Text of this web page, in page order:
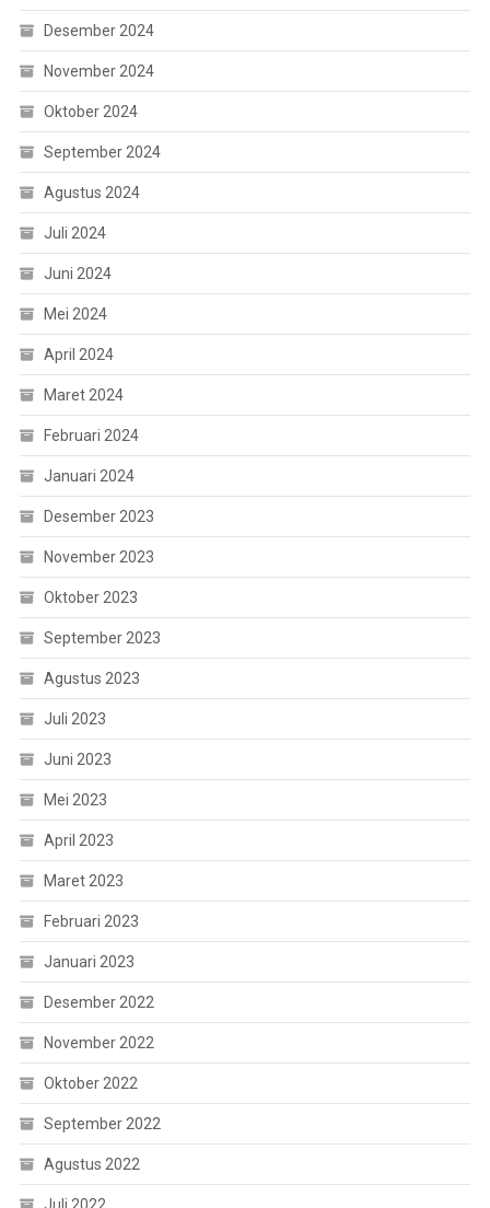
Desember 2024
November 2024
Oktober 2024
September 2024
Agustus 2024
Juli 2024
Juni 2024
Mei 2024
April 2024
Maret 2024
Februari 2024
Januari 2024
Desember 2023
November 2023
Oktober 2023
September 2023
Agustus 2023
Juli 2023
Juni 2023
Mei 2023
April 2023
Maret 2023
Februari 2023
Januari 2023
Desember 2022
November 2022
Oktober 2022
September 2022
Agustus 2022